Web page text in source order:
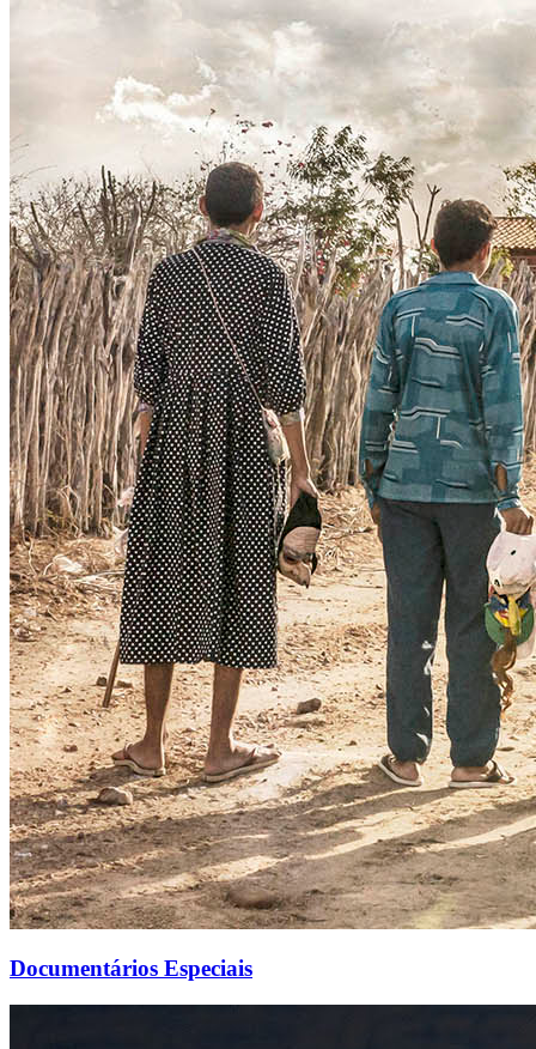
Documentários Especiais